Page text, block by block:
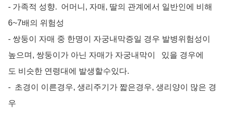
- 가족적 성향. 어머니, 자매, 딸의 관계에서 일반인에 비해
6~7배의 위험성
- 쌍둥이 자매 중 한명이 자궁내막증일 경우 발병위험성이
높으며, 쌍둥이가 아닌 자매가 자궁내막이 있을 경우에
도 비슷한 연령대에 발생할수있다.
- 초경이 이른경우, 생리주기가 짧은경우, 생리양이 많은 경
우